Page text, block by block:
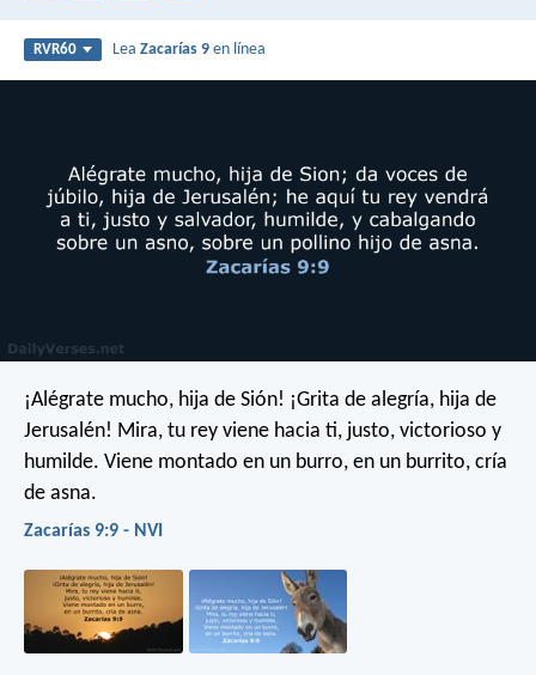
RVR60 LeaZacarías 9 en línea
¡Alégrate mucho, hija de Sión! ¡Grita de alegría, hija de
Jerusalén! Mira, tu rey viene hacia ti, justo, victorioso y
humilde. Viene montado en un burro, en un burrito, cría
de asna.
Zacarías 9:9 - NVI